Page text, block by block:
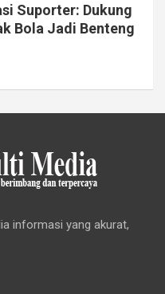
Suporter: Dukung
Bola Jadi Benteng
informasi yang akurat,